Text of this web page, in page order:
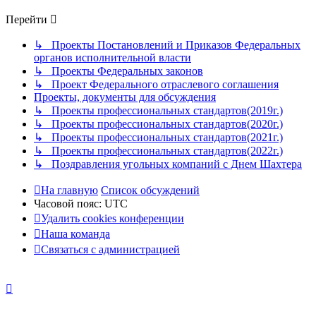
Перейти
↳ Проекты Постановлений и Приказов Федеральных
органов исполнительной власти
↳ Проекты Федеральных законов
↳ Проект Федерального отраслевого соглашения
Проекты, документы для обсуждения
↳ Проекты профессиональных стандартов(2019г.)
↳ Проекты профессиональных стандартов(2020г.)
↳ Проекты профессиональных стандартов(2021г.)
↳ Проекты профессиональных стандартов(2022г.)
↳ Поздравления угольных компаний с Днем Шахтера
На главную Список обсуждений
Часовой пояс: UTC
Удалить cookies конференции
Наша команда
Связаться с администрацией